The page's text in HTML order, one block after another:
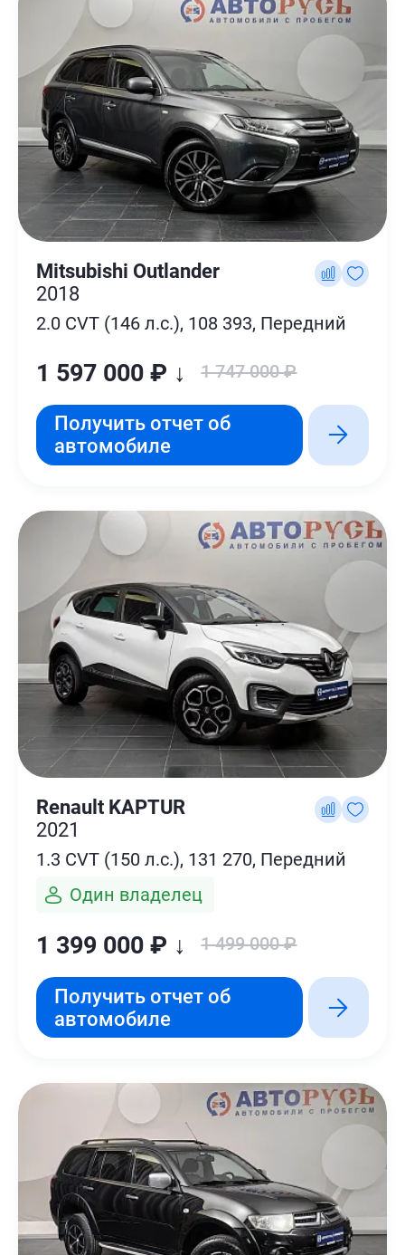
Mitsubishi Outlander
2018
2.0 CVT (146 л.с.), 108 393, Передний
1 597 000 ₽ ↓ 1 747 000 ₽
Получить отчет об
автомобиле
Renault KAPTUR
2021
1.3 CVT (150 л.с.), 131 270, Передний
Один владелец
1 399 000 ₽ ↓ 1 499 000 ₽
Получить отчет об
автомобиле